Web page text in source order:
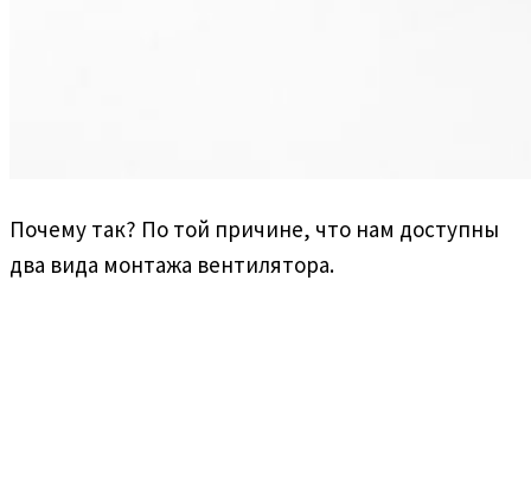
Почему так? По той причине, что нам доступны
два вида монтажа вентилятора.